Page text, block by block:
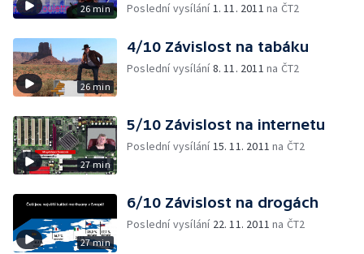
26 min Poslední vysílání1. 11. 2011 na ČT2
26 min
4/10 Závislost na tabáku
Poslední vysílání8. 11. 2011 na ČT2
27 min
5/10 Závislost na internetu
Poslední vysílání15. 11. 2011 na ČT2
27 min
6/10 Závislost na drogách
Poslední vysílání 22. 11. 2011 na ČT2